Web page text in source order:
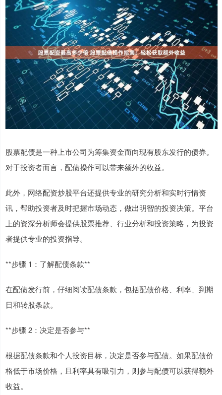
股票配债是一种上市公司为筹集资金而向现有股东发行的债券。
对于投资者而言，配债操作可以带来额外的收益。
此外，网络配资炒股平台还提供专业的研究分析和实时行情资
讯，帮助投资者及时把握市场动态，做出明智的投资决策。平台
上的资深分析师会提供股票推荐、行业分析和投资策略，为投资
者提供专业的投资指导。
**步骤 1：了解配债条款**
在配债发行前，仔细阅读配债条款，包括配债价格、利率、到期
日和转股条款。
**步骤 2：决定是否参与**
根据配债条款和个人投资目标，决定是否参与配债。如果配债价
格低于市场价格，且利率具有吸引力，则参与配债可以获得额外
收益。